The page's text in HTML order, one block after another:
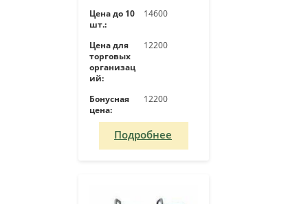
Цена до 10
шт.:
14600
Цена для
торговых
организац
ий:
12200
Бонусная
цена:
12200
Подробнее